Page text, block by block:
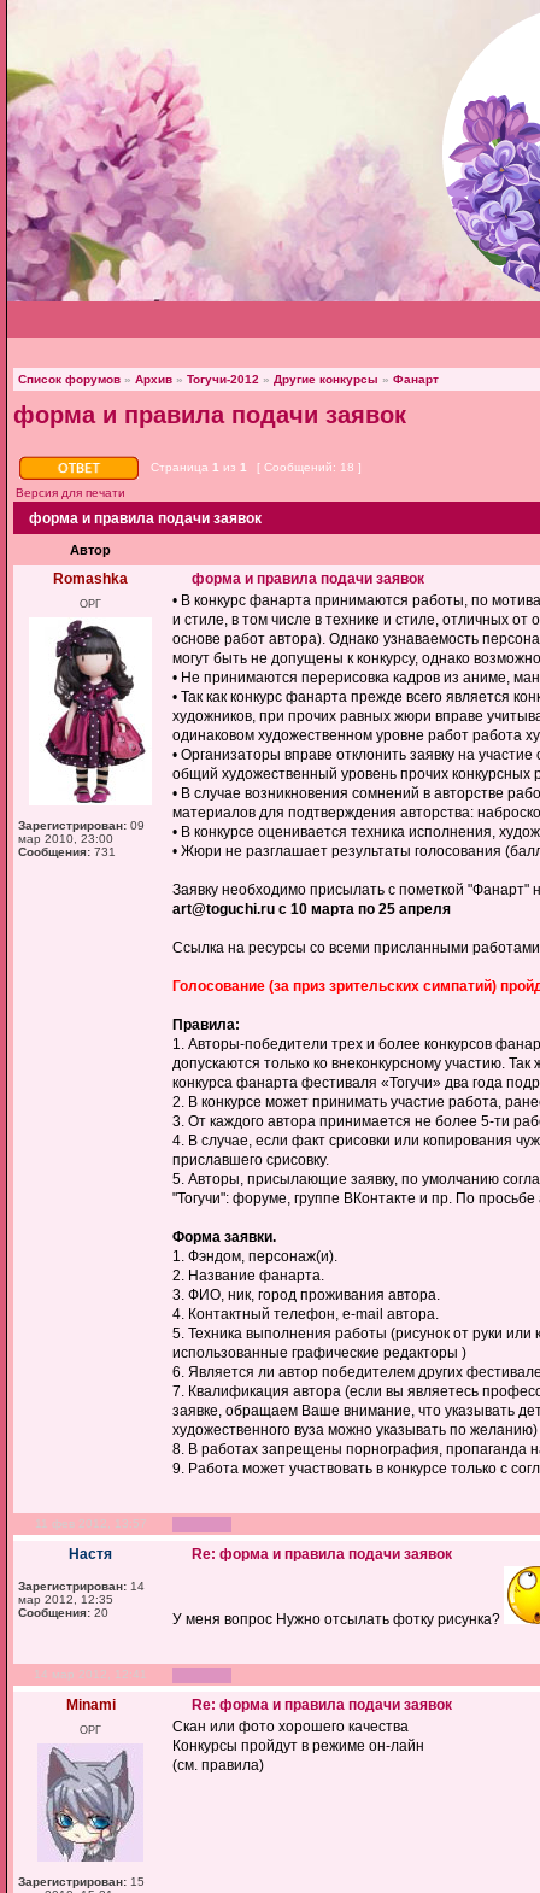
Список форумов » Архив » Тогучи-2012 » Другие конкурсы » Фанарт
форма и правила подачи заявок
Страница 1 из 1
[ Сообщений: 18 ]
Версия для печати
форма и правила подачи заявок
Автор
Romashka
ОРГ
Зарегистрирован: 09
мар 2010, 23:00
Сообщения: 731
форма и правила подачи заявок
• В конкурс фанарта принимаются работы, по
и стиле, в том числе в технике и стиле, отличных
основе работ автора). Однако узнаваемость
могут быть не допущены к конкурсу, однако
• Не принимаются перерисовка кадров из аниме,
• Так как конкурс фанарта прежде всего является
художников, при прочих равных жюри вправе
одинаковом художественном уровне работ работа
• Организаторы вправе отклонить заявку на
общий художественный уровень прочих конкурсных
• В случае возникновения сомнений в авторстве
материалов для подтверждения авторства:
• В конкурсе оценивается техника исполнения,
• Жюри не разглашает результаты голосования
Заявку необходимо присылать с пометкой "Фанарт"
art@toguchi.ru с 10 марта по 25 апреля
Ссылка на ресурсы со всеми присланными
Голосование (за приз зрительских симпатий)
Правила:
1. Авторы-победители трех и более конкурсов
допускаются только ко внеконкурсному участию.
конкурса фанарта фестиваля «Тогучи» два года
2. В конкурсе может принимать участие работа,
3. От каждого автора принимается не более 5-ти
4. В случае, если факт срисовки или копирования
приславшего срисовку.
5. Авторы, присылающие заявку, по умолчанию
"Тогучи": форуме, группе ВКонтакте и пр. По
Форма заявки.
1. Фэндом, персонаж(и).
2. Название фанарта.
3. ФИО, ник, город проживания автора.
4. Контактный телефон, e-mail автора.
5. Техника выполнения работы (рисунок от руки
использованные графические редакторы )
6. Является ли автор победителем других
7. Квалификация автора (если вы являетесь
заявке, обращаем Ваше внимание, что указывать
художественного вуза можно указывать по желанию)
8. В работах запрещены порнография, пропаганда
9. Работа может участвовать в конкурсе только с
11 фев 2012, 13:57
Настя
Зарегистрирован: 14
мар 2012, 12:35
Сообщения: 20
Re: форма и правила подачи заявок
У меня вопрос Нужно отсылать фотку рисунка?
14 мар 2012, 12:41
Minami
ОРГ
Зарегистрирован: 15
Re: форма и правила подачи заявок
Скан или фото хорошего качества
Конкурсы пройдут в режиме он-лайн
(см. правила)